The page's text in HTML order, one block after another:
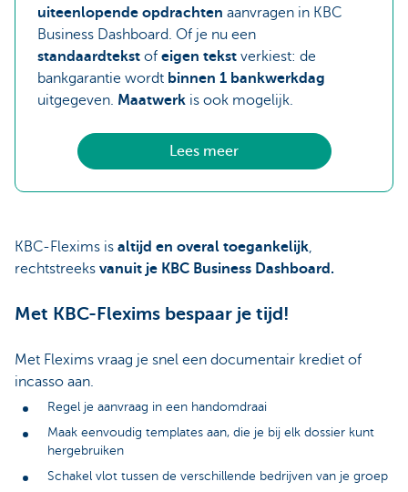
uiteenlopende opdrachten aanvragen in KBC
Business Dashboard. Of je nu een
standaardtekst of eigen tekst verkiest: de
bankgarantie wordt binnen 1 bankwerkdag
uitgegeven. Maatwerk is ook mogelijk.
Lees meer
KBC-Flexims is altijd en overal toegankelijk,
rechtstreeks vanuit je KBC Business Dashboard.
Met KBC-Flexims bespaar je tijd!
Met Flexims vraag je snel een documentair krediet of
incasso aan.
Regel je aanvraag in een handomdraai
Maak eenvoudig templates aan, die je bij elk dossier kunt
hergebruiken
Schakel vlot tussen de verschillende bedrijven van je groep